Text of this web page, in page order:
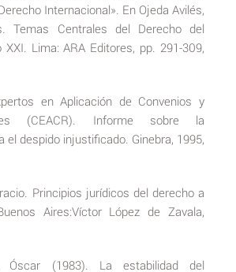
Internacional». En Ojeda Avilés,
Temas Centrales del Derecho del
XXI. Lima: ARA Editores, pp. 291-309,
en Aplicación de Convenios y
(CEACR). Informe sobre la
el despido injustificado. Ginebra, 1995,
Principios jurídicos del derecho a
Aires:Víctor López de Zavala,
Óscar (1983). La estabilidad del